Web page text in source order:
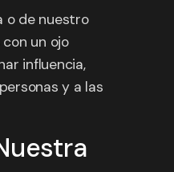
o de nuestro
un ojo
influencia,
y a las